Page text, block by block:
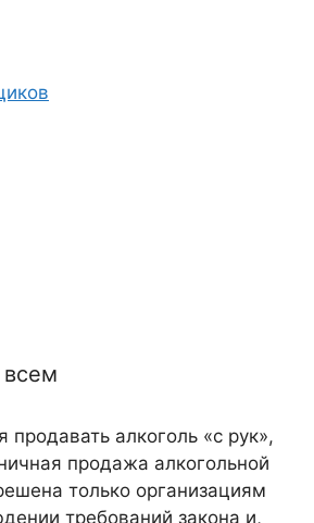
продавать алкоголь «с рук»,
продажа алкогольной
только организациям
требований закона и,